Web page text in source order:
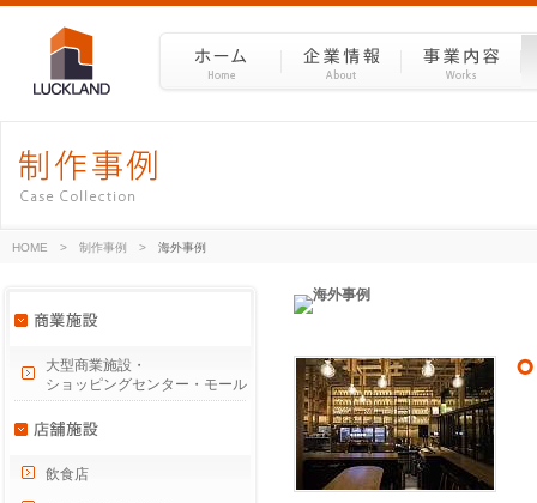
HOME > 制作事例 > 海外事例
大型商業施設・
ショッピングセンター・モール
飲食店